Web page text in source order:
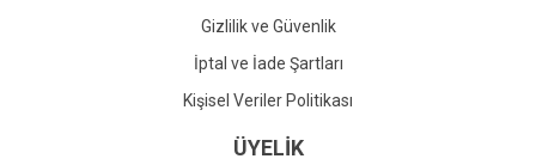
Gizlilik ve Güvenlik
İptal ve İade Şartları
Kişisel Veriler Politikası
ÜYELİK